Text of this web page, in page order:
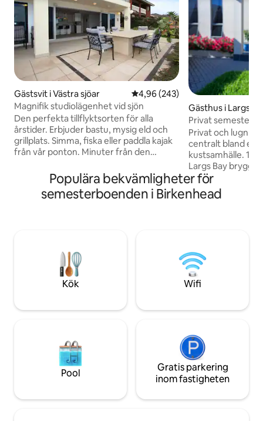
Gästsvit i Västra sjöar 4,96 av 5 i genomsnittligt
4,96 (243)
Magnifik studiolägenhet vid sjön
Den perfekta tillflyktsorten för alla
årstider. Erbjuder bastu, mysig eld och
grillplats. Simma, fiska eller paddla kajak
från vår ponton. Minuter från den
sanddynerna. Njut av bad, fiske eller
promenader längs den vita sanden.
Idealiskt beläget är vi bara några minuter
njut av en romantisk drink medan du
tittar på den fantastiska solnedgången.
Gästhus i Largs
Privat semester
Privat och lugn
centralt bland ett
kustsamhälle. 10 minuters promenad till
Largs Bay brygga
från den livliga
historiska Port
detta dynamiska
Big Shed, Vintage
Fishing, och
Australiens
Populära bekvämligheter för
semesterboenden i Birkenhead
Kök Wifi
Pool
Gratis parkering
inom fastigheten